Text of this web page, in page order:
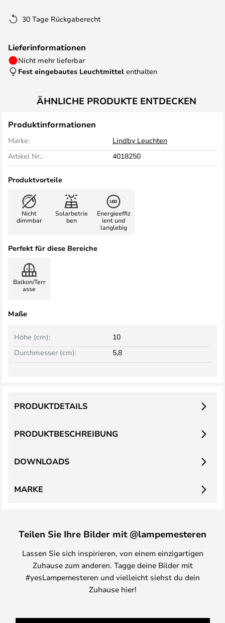
30 Tage Rückgaberecht
Lieferinformationen
Nicht mehr lieferbar
Fest eingebautes Leuchtmittel enthalten
ÄHNLICHE PRODUKTE ENTDECKEN
Produktinformationen
Marke:
Lindby Leuchten
Artikel Nr.:
4018250
Produktvorteile
Nicht
dimmbar
Solarbetrie
ben
Energieeffiz
ient und
langlebig
Perfekt für diese Bereiche
Balkon/Terr
asse
Maße
Höhe (cm):
10
Durchmesser (cm):
5,8
PRODUKTBESCHREIBUNG
PRODUKTDETAILS
DOWNLOADS
MARKE
Teilen Sie Ihre Bilder mit @lampemesteren
Lassen Sie sich inspirieren, von einem einzigartigen
Zuhause zum anderen. Tagge deine Bilder mit
#yesLampemesteren und vielleicht siehst du dein
Zuhause hier!